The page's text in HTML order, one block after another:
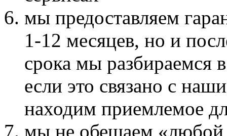
мы предоставляем
1-12 месяцев, но и
срока мы разбираемся
если это связано с
находим приемлемое
мы не обещаем «любой